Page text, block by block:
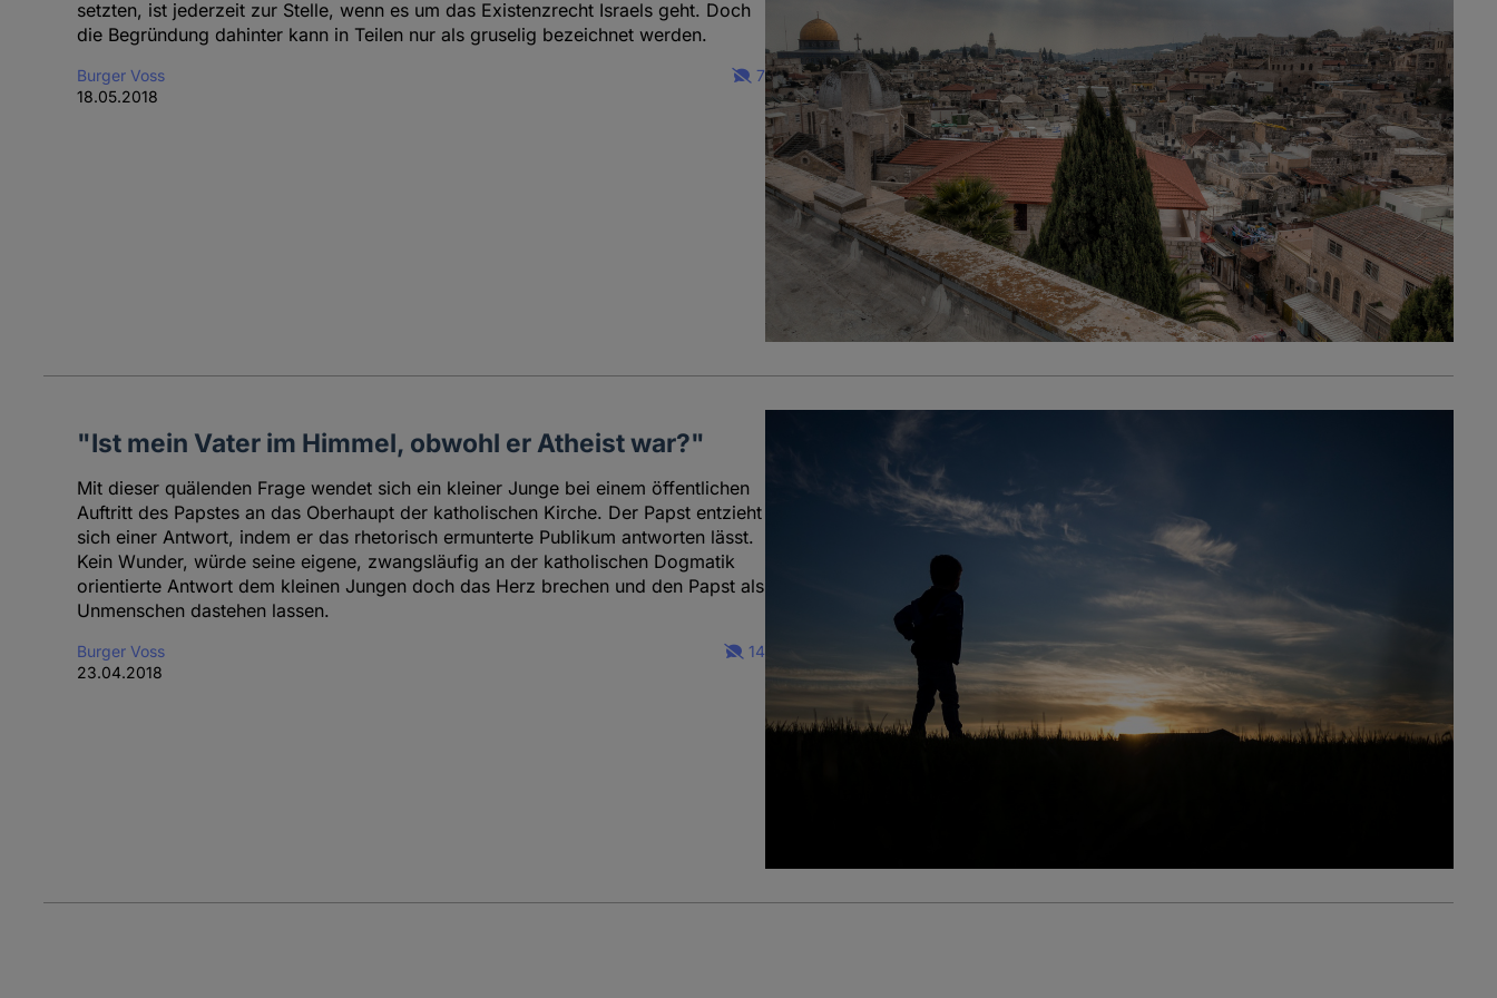
setzten, ist jederzeit zur Stelle, wenn es um das Existenzrecht Israels geht. Doch
die Begründung dahinter kann in Teilen nur als gruselig bezeichnet werden.
Burger Voss
18.05.2018
7
"Ist mein Vater im Himmel, obwohl er Atheist war?"
Mit dieser quälenden Frage wendet sich ein kleiner Junge bei einem öffentlichen
Auftritt des Papstes an das Oberhaupt der katholischen Kirche. Der Papst entzieht
sich einer Antwort, indem er das rhetorisch ermunterte Publikum antworten lässt.
Kein Wunder, würde seine eigene, zwangsläufig an der katholischen Dogmatik
orientierte Antwort dem kleinen Jungen doch das Herz brechen und den Papst als
Unmenschen dastehen lassen.
Burger Voss
23.04.2018
14